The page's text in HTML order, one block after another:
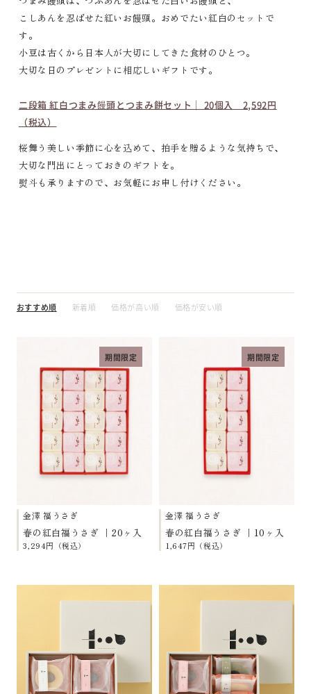
こしあんを忍ばせた紅いお饅頭。おめでたい紅白のセットで
す。
小豆は古くから日本人が大切にしてきた食材のひとつ。
大切な日のプレゼントに相応しいギフトです。
二段箱 紅白つまみ饅頭とつまみ餅セット｜ 20個入 2,592円
（税込）
桜舞う美しい季節に心を込めて、拍手を贈るような気持ちで、
大切な門出にとっておきのギフトを。
熨斗も承りますので、お気軽にお申し付けください。
おすすめ順 新着順 価格が高い順 価格が安い順
期間限定
金澤 福うさぎ
春の紅白福うさぎ ｜20ヶ入
3,294円（税込）
期間限定
金澤 福うさぎ
春の紅白福うさぎ ｜10ヶ入
1,647円（税込）